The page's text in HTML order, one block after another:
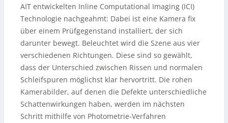
AIT entwickelten Inline Computational Imaging (ICI)
Technologie nachgeahmt: Dabei ist eine Kamera fix
über einem Prüfgegenstand installiert, der sich
darunter bewegt. Beleuchtet wird die Szene aus vier
verschiedenen Richtungen. Diese sind so gewählt,
dass der Unterschied zwischen Rissen und normalen
Schleifspuren möglichst klar hervortritt. Die rohen
Kamerabilder, auf denen die Defekte unterschiedliche
Schattenwirkungen haben, werden im nächsten
Schritt mithilfe von Photometrie-Verfahren